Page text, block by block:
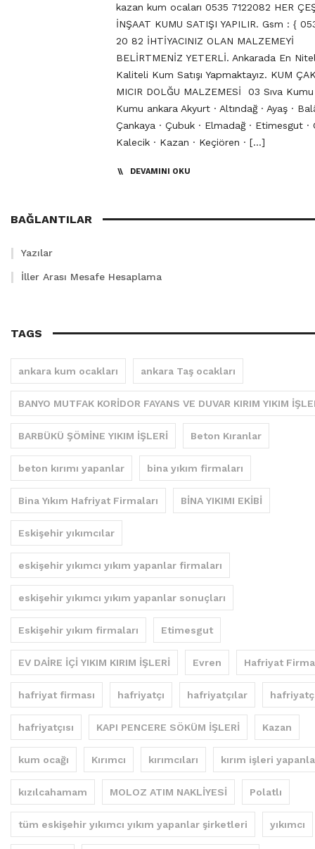
kazan kum ocaları 0535 7122082 HER
İNŞAAT KUMU SATIŞI YAPILIR. Gsm : {
20 82 İHTİYACINIZ OLAN MALZEMEYİ
BELİRTMENİZ YETERLİ. Ankarada En
Kaliteli Kum Satışı Yapmaktayız. KUM
MICIR DOLĞU MALZEMESİ 03 Sıva
Kumu ankara Akyurt · Altındağ · Ayaş ·
Çankaya · Çubuk · Elmadağ · Etimesgut ·
Kalecik · Kazan · Keçiören · […]
DEVAMINI OKU
BAĞLANTILAR
Yazılar
İller Arası Mesafe Hesaplama
TAGS
ankara kum ocakları ankara Taş ocakları
BANYO MUTFAK KORİDOR FAYANS VE DUVAR KIRIM YIKIM
BARBÜKÜ ŞÖMİNE YIKIM İŞLERİ Beton Kıranlar
beton kırımı yapanlar bina yıkım firmaları
Bina Yıkım Hafriyat Firmaları BİNA YIKIMI EKİBİ
Eskişehir yıkımcılar
eskişehir yıkımcı yıkım yapanlar firmaları
eskişehir yıkımcı yıkım yapanlar sonuçları
Eskişehir yıkım firmaları Etimesgut
EV DAİRE İÇİ YIKIM KIRIM İŞLERİ Evren Hafriyat
hafriyat firması hafriyatçı hafriyatçılar
hafriyatçısı KAPI PENCERE SÖKÜM İŞLERİ Kazan
kum ocağı Kırımcı kırımcıları kırım işleri
kızılcahamam MOLOZ ATIM NAKLİYESİ Polatlı
tüm eskişehir yıkımcı yıkım yapanlar şirketleri yıkımcı